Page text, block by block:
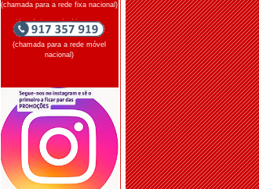
(chamada para a rede fixa nacional)
(chamada para a rede móvel
nacional)